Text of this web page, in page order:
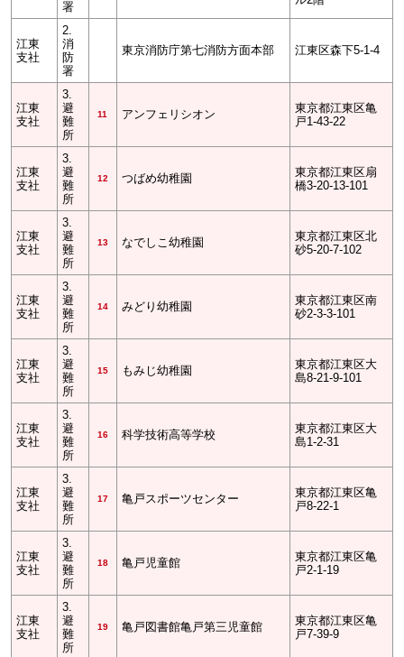
署
江東
支社
2.
消
防
署
東京消防庁第七消防方面本部 江東区森下5-1-4
江東
支社
3.
避
難
所
11 アンフェリシオン
東京都江東区亀
戸1-43-22
江東
支社
3.
避
難
所
12 つばめ幼稚園
東京都江東区扇
橋3-20-13-101
江東
支社
3.
避
難
所
13 なでしこ幼稚園
東京都江東区北
砂5-20-7-102
江東
支社
3.
避
難
所
14 みどり幼稚園
東京都江東区南
砂2-3-3-101
江東
支社
3.
避
難
所
15 もみじ幼稚園
東京都江東区大
島8-21-9-101
江東
支社
3.
避
難
所
16 科学技術高等学校
東京都江東区大
島1-2-31
江東
支社
3.
避
難
所
17 亀戸スポーツセンター
東京都江東区亀
戸8-22-1
江東
支社
3.
避
難
所
18 亀戸児童館
東京都江東区亀
戸2-1-19
江東
支社
3.
避
難
所
19 亀戸図書館亀戸第三児童館
東京都江東区亀
戸7-39-9